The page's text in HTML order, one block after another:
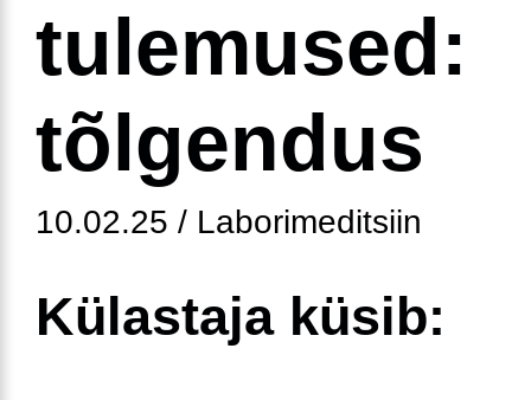
tulemused:
tõlgendus
10.02.25 / Laborimeditsiin
Külastaja küsib: